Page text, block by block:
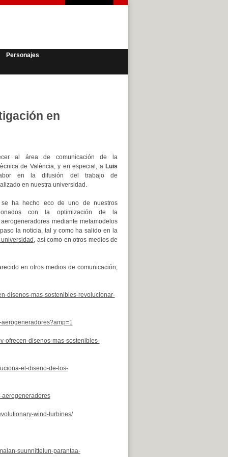
Personajes
en
al área de comunicación de la
de València, y en especial, a Luis
en la difusión del trabajo de
en nuestra universidad.
se ha hecho eco de uno de nuestros
con la optimización de la
mediante metamodelos
la noticia, tal y como ha salido en la
, así como en otros medios de
en otros medios de comunicación,
disenos-mas-sostenibles-revolucionar-
ofrecen-disenos-mas-sostenibles-
el-diseno-de-los-
aerogeneradores
wind-turbines/
suunnittelun-parantaa-